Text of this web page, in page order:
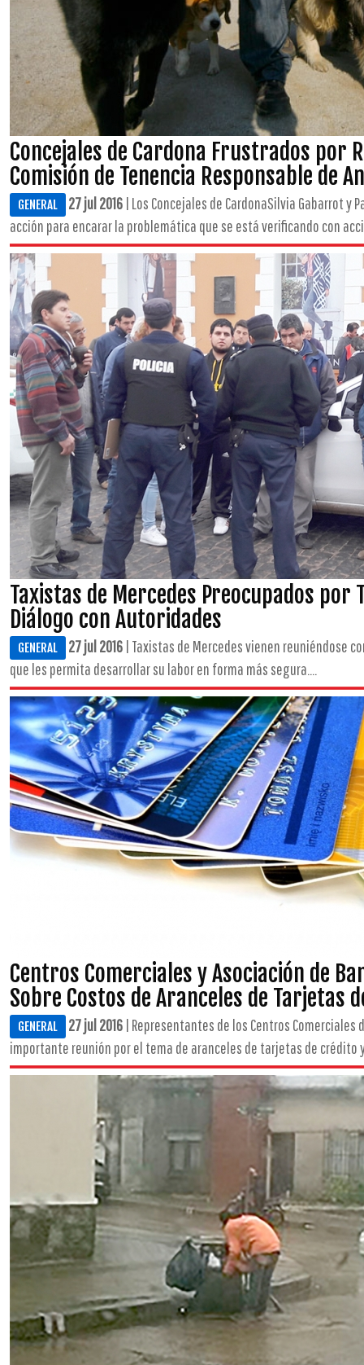
Concejales de Cardona Frustrados por
Comisión de Tenencia Responsable de
GENERAL 27 jul 2016 | Los Concejales de CardonaSilvia Gabarrot y
acción para encarar la problemática que se está verificando con
Taxistas de Mercedes Preocupados por
Diálogo con Autoridades
GENERAL 27 jul 2016 | Taxistas de Mercedes vienen reuniéndose
que les permita desarrollar su labor en forma más segura....
Centros Comerciales y Asociación de
Sobre Costos de Aranceles de Tarjetas
GENERAL 27 jul 2016 | Representantes de los Centros Comerciales
importante reunión por el tema de aranceles de tarjetas de crédito